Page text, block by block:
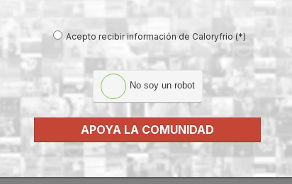
el Campeonato de España de
2011, que, organizado por el Ministerio de Educación, se
comunidades autónomasde España para demostrar sus
internacionales Euroskills 2012 y Worldskills 2011 de
Acepto recibir información de Caloryfrio (*)
No soy un robot
APOYA LA COMUNIDAD